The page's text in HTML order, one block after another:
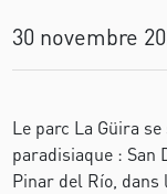
30 novembre
Le parc La Güira
paradisiaque : San
Pinar del Río, dans